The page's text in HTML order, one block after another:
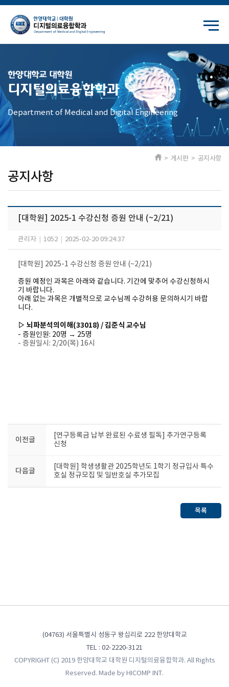
한양대학교 대학원
디지털의료융합학과
Department of Medical and Digital Engineering
공지사항
> 게시판 > 공지사항
[대학원] 2025-1 수강신청 증원 안내 (~2/21)
관리자 1052 2025-02-20 09:24:37
[대학원] 2025-1 수강신청 증원 안내 (~2/21)
증원 예정인 과목은 아래와 같습니다. 기간에 맞추어 수강신청하시
기 바랍니다.
아래 없는 과목은 개별적으로 교수님께 수강허용 문의하시기 바랍
니다.
▷ 뇌파분석의이해(33018) / 김준식 교수님
- 증원인원: 20명 → 25명
- 증원일시: 2/20(목) 16시
이전글
[연구등록금 납부 완료된 수료생 필독] 추가연구등록
신청
다음글
[대학원] 학생생활관 2025학년도 1학기 정규입사 특수
호실 정규모집 및 일반호실 추가모집
목록
(04763) 서울특별시 성동구 왕십리로 222 한양대학교
TEL : 02-2220-3121
COPYRIGHT (C) 2019 한양대학교 대학원 디지털의료융합학과. All Rights
Reserved. Made by HICOMP INT.